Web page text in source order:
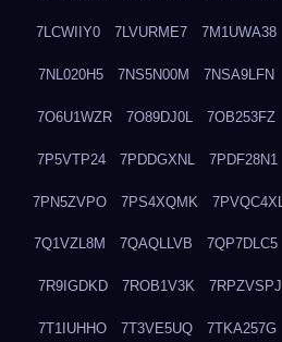
7LCWIIY0 7LVURME7 7M1UWA38
7NL020H5 7NS5N00M 7NSA9LFN
7O6U1WZR 7O89DJ0L 7OB253FZ
7P5VTP24 7PDDGXNL 7PDF28N1
7PN5ZVPO 7PS4XQMK 7PVQC4XL
7Q1VZL8M 7QAQLLVB 7QP7DLC5
7R9IGDKD 7ROB1V3K 7RPZVSPJ
7T1IUHHO 7T3VE5UQ 7TKA257G